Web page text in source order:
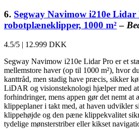
6. Segway Navimow i210e Lidar
robotplæneklipper, 1000 m²–
4.5/5 | 12.999 DKK
Segway Navimow i210e Lidar Pro er et
mellemstore haver (op til 1000 m²), hvor
kanttråd, men stadig have præcis, sikker
LiDAR og visionsteknologi hjælper med
forhindringer, mens appen gør det nemt at
klippeplaner i takt med, at haven udvikler
klippehøjde og den pæne klippekvalitet
tydelige mønsterstriber eller kikset